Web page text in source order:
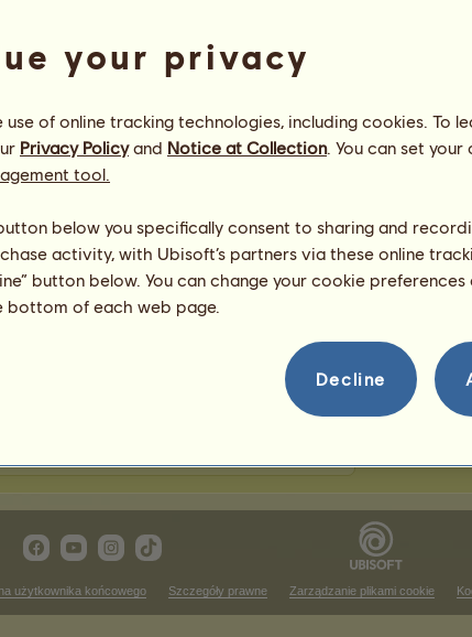
w
liczbą
Zwycięstwa w zawodach cuttingowych
Zwycięstwa w zawodach reining
Brak wyników do wyświetlenia w tym rankingu
western pleasure
użytkownika końcowego Szczegóły prawne Zarządzanie plikami cookie
your privacy
of online tracking technologies, including cookies. To
Privacy Policyand Notice at Collection. You can set your
tool.
below you specifically consent to sharing and
activity, with Ubisoft’s partners via these online
button below. You can change your cookie
bottom of each web page.
Decline